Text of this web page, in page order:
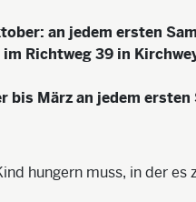
an jedem ersten
Richtweg 39 in
März an jedem
hungern muss, in der